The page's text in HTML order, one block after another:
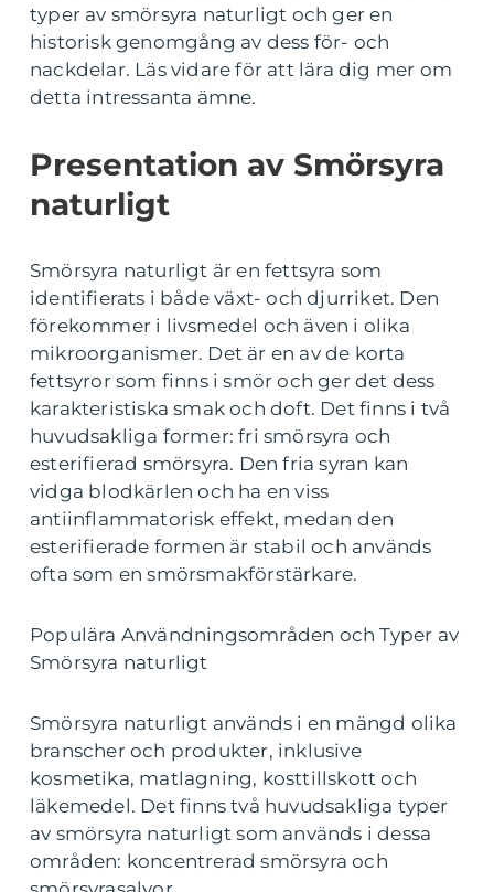
typer av smörsyra naturligt och ger en
historisk genomgång av dess för- och
nackdelar. Läs vidare för att lära dig mer om
detta intressanta ämne.
Presentation av Smörsyra
naturligt
Smörsyra naturligt är en fettsyra som
identifierats i både växt- och djurriket. Den
förekommer i livsmedel och även i olika
mikroorganismer. Det är en av de korta
fettsyror som finns i smör och ger det dess
karakteristiska smak och doft. Det finns i två
huvudsakliga former: fri smörsyra och
esterifierad smörsyra. Den fria syran kan
vidga blodkärlen och ha en viss
antiinflammatorisk effekt, medan den
esterifierade formen är stabil och används
ofta som en smörsmakförstärkare.
Populära Användningsområden och Typer av
Smörsyra naturligt
Smörsyra naturligt används i en mängd olika
branscher och produkter, inklusive
kosmetika, matlagning, kosttillskott och
läkemedel. Det finns två huvudsakliga typer
av smörsyra naturligt som används i dessa
områden: koncentrerad smörsyra och